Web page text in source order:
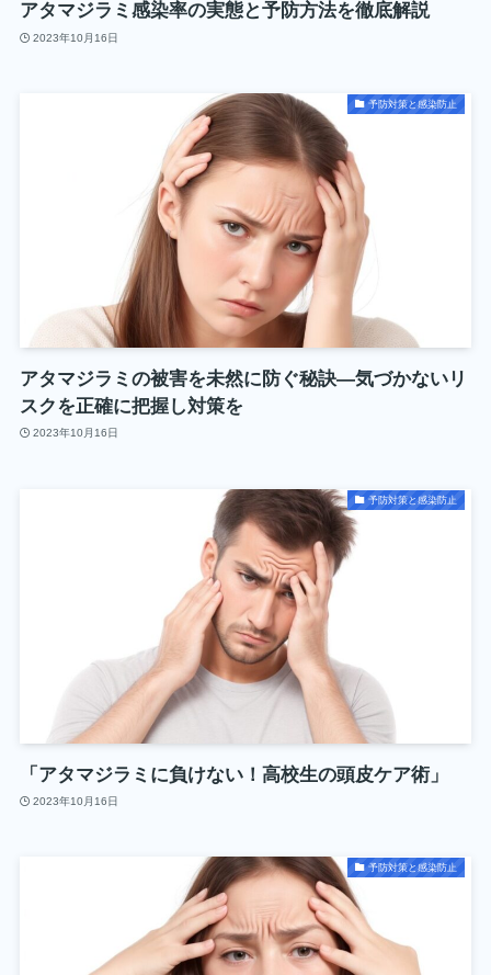
アタマジラミ感染率の実態と予防方法を徹底解説
2023年10月16日
予防対策と感染防止
アタマジラミの被害を未然に防ぐ秘訣―気づかないリ
スクを正確に把握し対策を
2023年10月16日
予防対策と感染防止
「アタマジラミに負けない！高校生の頭皮ケア術」
2023年10月16日
予防対策と感染防止